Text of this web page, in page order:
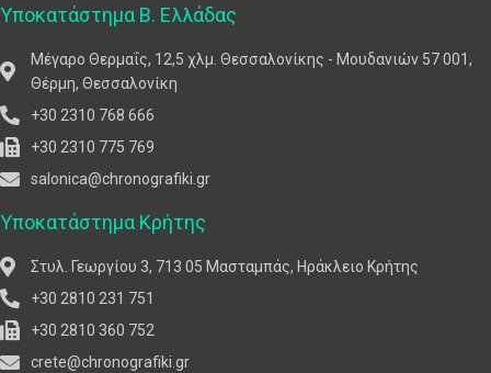
Υποκατάστημα Β. Ελλάδας
Μέγαρο Θερμαΐς, 12,5 χλμ. Θεσσαλονίκης - Μουδανιών 57 001,
Θέρμη, Θεσσαλονίκη
+30 2310 768 666
+30 2310 775 769
salonica@chronografiki.gr
Υποκατάστημα Κρήτης
Στυλ. Γεωργίου 3, 713 05 Μασταμπάς, Ηράκλειο Κρήτης
+30 2810 231 751
+30 2810 360 752
crete@chronografiki.gr